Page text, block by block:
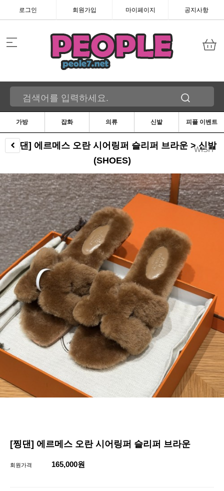
로그인 회원가입 마이페이지 공지사항
가방 잡화 의류 신발 피플 이벤트
[찡댄] 에르메스 오란 시어링퍼 슬리퍼 브라운 > 신발
(SHOES)
[찡댄] 에르메스 오란 시어링퍼 슬리퍼 브라운
회원가격 165,000원
WISH